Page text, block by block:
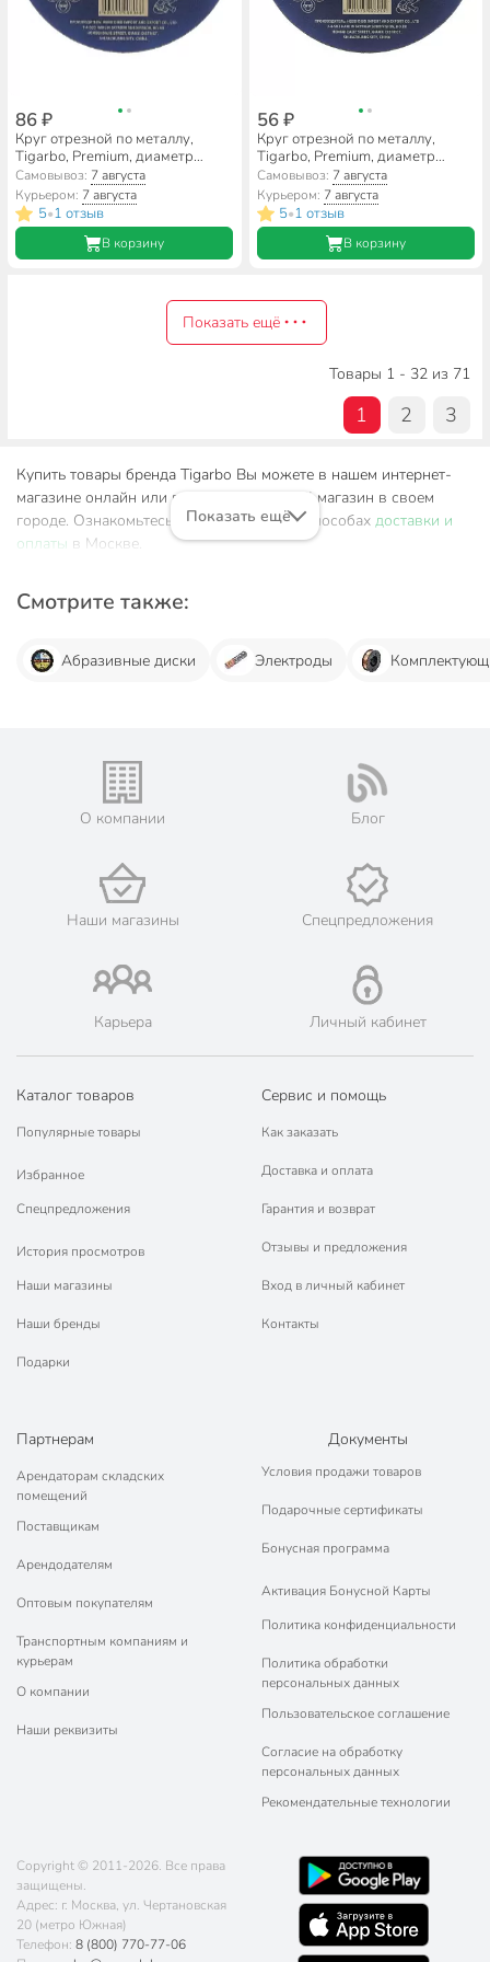
86 ₽
Круг отрезной по металлу,
Tigarbo, Premium, диаметр
150х1.6 мм, посадочный
диаметр 22 мм, зернистость 14,
A46
Самовывоз: 7 августа
Курьером: 7 августа
5•1 отзыв
В корзину
56 ₽
Круг отрезной по металлу,
Tigarbo, Premium, диаметр
125х1 мм, посадочный диаметр
22 мм, зернистость 14, A60
Самовывоз: 7 августа
Курьером: 7 августа
5•1 отзыв
В корзину
Показать ещё
Товары 1 - 32 из 71
1 2 3
Купить товары бренда Tigarbo Вы можете в нашем интернет-
магазине онлайн или посетив розничный магазин в своем
городе. Ознакомьтесь с информацией о способах доставки и
оплаты в Москве.
Показать ещё
Смотрите также:
Абразивные диски Электроды
О компании Блог
Наши магазины Спецпредложения
Карьера Личный кабинет
Каталог товаров
Популярные товары
Избранное
Спецпредложения
История просмотров
Наши магазины
Наши бренды
Подарки
Сервис и помощь
Как заказать
Доставка и оплата
Гарантия и возврат
Отзывы и предложения
Вход в личный кабинет
Контакты
Партнерам
Арендаторам складских
помещений
Поставщикам
Арендодателям
Оптовым покупателям
Транспортным компаниям и
курьерам
О компании
Наши реквизиты
Документы
Условия продажи товаров
Подарочные сертификаты
Бонусная программа
Активация Бонусной Карты
Политика конфиденциальности
Политика обработки
персональных данных
Пользовательское соглашение
Согласие на обработку
персональных данных
Рекомендательные технологии
Copyright © 2011-2026. Все права
защищены.
Адрес: г. Москва, ул. Чертановская
20 (метро Южная)
Телефон: 8 (800) 770-77-06